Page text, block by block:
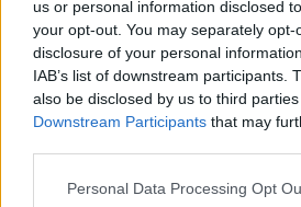
us or personal information disclosed
your opt-out. You may separately
disclosure of your personal
IAB’s list of downstream participants.
also be disclosed by us to third
Downstream Participants that may
Please note that this website/app
Personal Data Processing Opt